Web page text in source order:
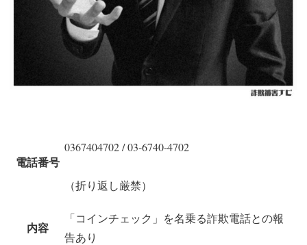
電話番号
0367404702 / 03-6740-4702
（折り返し厳禁）
内容
「コインチェック」を名乗る詐欺電話との報
告あり